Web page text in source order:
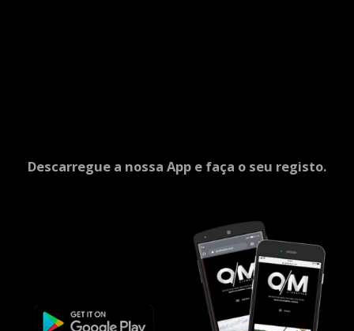
Descarregue a nossa App e faça o seu registo.